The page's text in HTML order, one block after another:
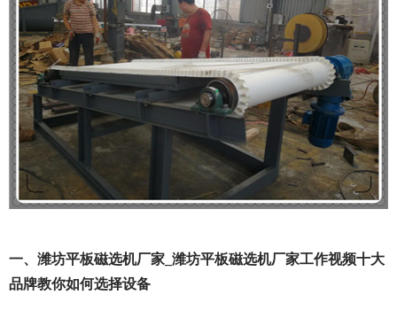
一、潍坊平板磁选机厂家_潍坊平板磁选机厂家工作视频十大
品牌教你如何选择设备